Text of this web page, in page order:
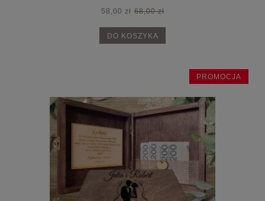
58,00 zł 68,00 zł
DO KOSZYKA
PROMOCJA